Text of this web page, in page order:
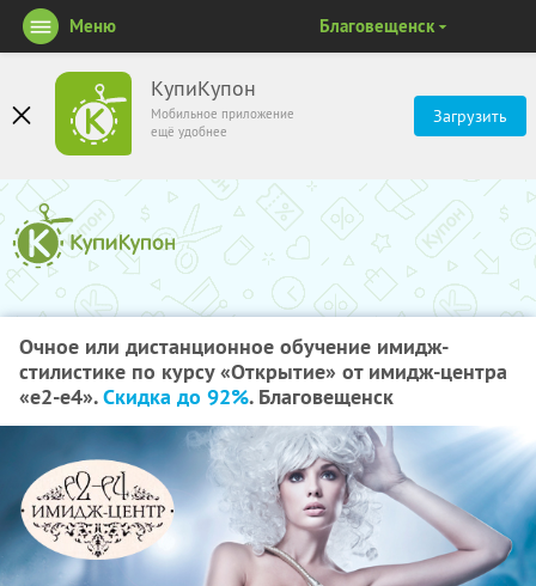
КупиКупон
Мобильное приложение
ещё удобнее
Загрузить
Меню Благовещенск
Очное или дистанционное обучение имидж-
стилистике по курсу «Открытие» от имидж-центра
«е2-е4».Скидка до 92%. Благовещенск